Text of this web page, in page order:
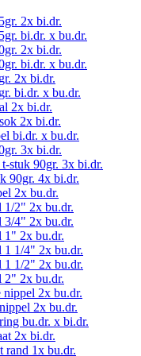
2x bi.dr.
bi.dr. x bu.dr.
2x bi.dr.
bi.dr. x bu.dr.
2x bi.dr.
bi.dr. x bu.dr.
2x bi.dr.
2x bi.dr.
bi.dr. x bu.dr.
3x bi.dr.
stuk 90gr. 3x bi.dr.
90gr. 4x bi.dr.
2x bu.dr.
1/2" 2x bu.dr.
3/4" 2x bu.dr.
1" 2x bu.dr.
1 1/4" 2x bu.dr.
1 1/2" 2x bu.dr.
2" 2x bu.dr.
nippel 2x bu.dr.
2x bu.dr.
bu.dr. x bi.dr.
2x bi.dr.
rand 1x bu.dr.